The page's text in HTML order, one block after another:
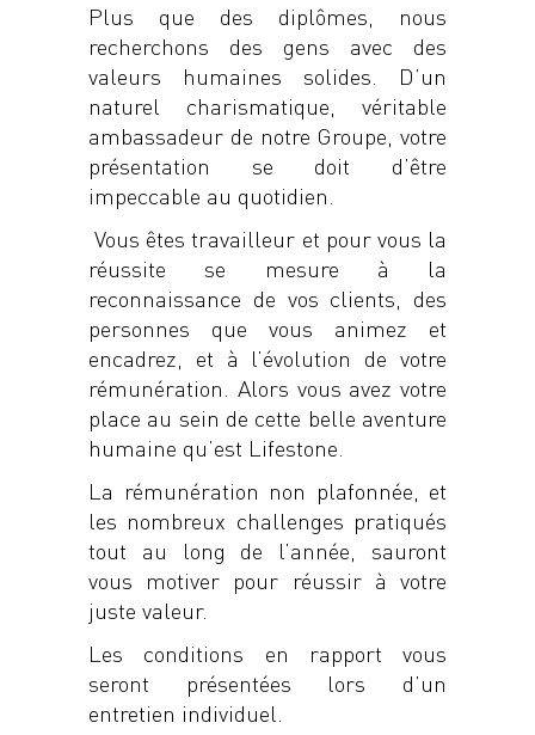
Plus que des diplômes, nous
recherchons des gens avec des
valeurs humaines solides. D’un
naturel charismatique, véritable
ambassadeur de notre Groupe, votre
présentation se doit d’être
impeccable au quotidien.
Vous êtes travailleur et pour vous la
réussite se mesure à la
reconnaissance de vos clients, des
personnes que vous animez et
encadrez, et à l’évolution de votre
rémunération. Alors vous avez votre
place au sein de cette belle aventure
humaine qu’est Lifestone.
La rémunération non plafonnée, et
les nombreux challenges pratiqués
tout au long de l’année, sauront
vous motiver pour réussir à votre
juste valeur.
Les conditions en rapport vous
seront présentées lors d’un
entretien individuel.